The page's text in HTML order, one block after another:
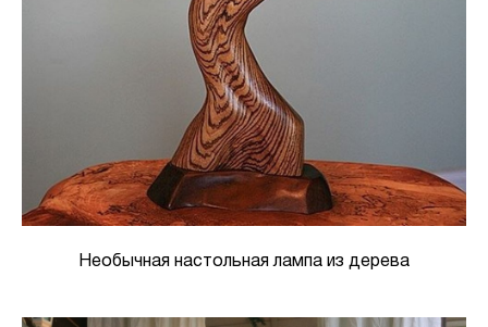
Необычная настольная лампа из дерева